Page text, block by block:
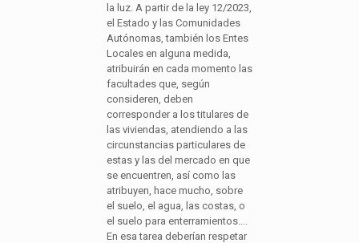
la luz. A partir de la ley 12/2023,
el Estado y las Comunidades
Autónomas, también los Entes
Locales en alguna medida,
atribuirán en cada momento las
facultades que, según
consideren, deben
corresponder a los titulares de
las viviendas, atendiendo a las
circunstancias particulares de
estas y las del mercado en que
se encuentren, así como las
atribuyen, hace mucho, sobre
el suelo, el agua, las costas, o
el suelo para enterramientos….
En esa tarea deberían respetar